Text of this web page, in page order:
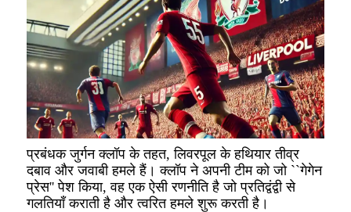
प्रबंधक जुर्गन क्लॉप के तहत, लिवरपूल के हथियार तीव्र
दबाव और जवाबी हमले हैं। क्लॉप ने अपनी टीम को जो ``गेगेन
प्रेस'' पेश किया, वह एक ऐसी रणनीति है जो प्रतिद्वंद्वी से
गलतियाँ कराती है और त्वरित हमले शुरू करती है।